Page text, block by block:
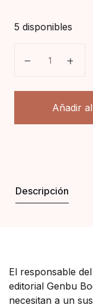
5 disponibles
Añadir
Descripción
El responsable
editorial Genbu
necesitan a un